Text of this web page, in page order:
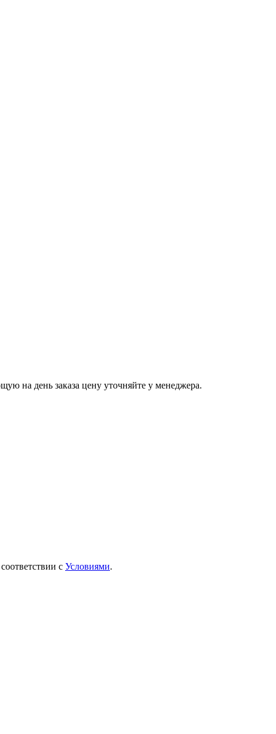
на день заказа цену уточняйте у менеджера.
с Условиями.